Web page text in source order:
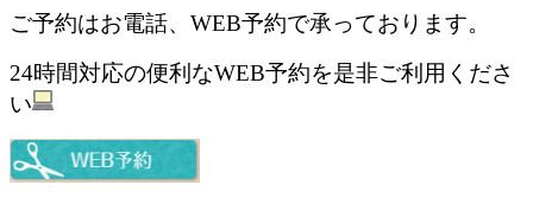
ご予約はお電話、WEB予約で承っております。
24時間対応の便利なWEB予約を是非ご利用くださ
い